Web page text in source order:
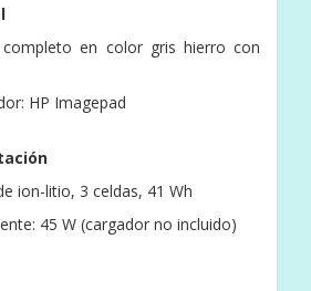
completo en color gris hierro con
HP Imagepad
ion-litio, 3 celdas, 41 Wh
45 W (cargador no incluido)